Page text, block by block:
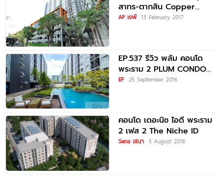
สาทร-ตากสิน Copper
Zone ใกล้ BTS วุฒากาศ
AP เอพี 13 February 2017
EP.537 รีวิว พลัม คอนโด
พระราม 2 PLUM CONDO
RAMA 2
EP 25 September 2016
คอนโด เดอะนิช ไอดี พระราม
2 เฟส 2 The Niche ID
Sena เสนา 5 August 2016